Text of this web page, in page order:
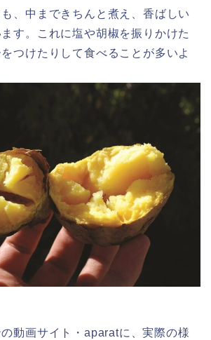
、中まできちんと煮え、香ばしい
す。これに塩や胡椒を振りかけた
つけたりして食べることが多いよ
動画サイト・aparatに、実際の様